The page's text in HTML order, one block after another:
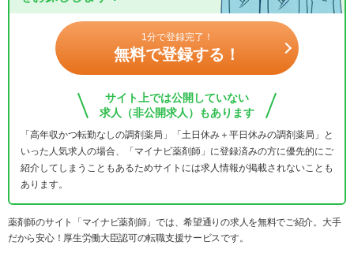
1分で登録完了！
無料で登録する！
サイト上では公開していない
求人（非公開求人）もあります
「高年収かつ転勤なしの調剤薬局」「土日休み＋平日休みの調剤薬局」と
いった人気求人の場合、「マイナビ薬剤師」に登録済みの方に優先的にご
紹介してしまうこともあるためサイトには求人情報が掲載されないことも
あります。
薬剤師のサイト「マイナビ薬剤師」では、希望通りの求人を無料でご紹介。大手
だから安心！厚生労働大臣認可の転職支援サービスです。